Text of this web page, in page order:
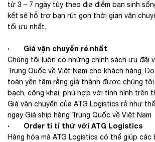
từ 3 – 7 ngày tùy theo địa điểm bạn sinh
kết sẽ hỗ trợ bạn rút gọn thời gian vận
tối ưu nhất.
· Giá vận chuyển rẻ nhất
Chúng tôi luôn có những chính sách ưu đãi
Trung Quốc về Việt Nam cho khách hàng.
toàn yên tâm rằng giá thành được chúng
bạch, công khai, phù hợp với tình hình trên
Giá vận chuyển của ATG Logistics rẻ như
ngay Giá ship hàng Trung Quốc về Việt Nam
· Order ti tỉ thứ với ATG Logistics
Hàng hóa mà ATG Logistics có thể giúp